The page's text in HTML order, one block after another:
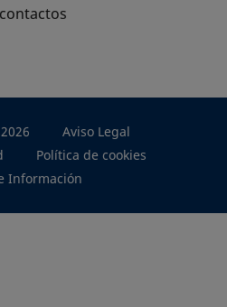
Aviso Legal
Política de cookies
Información